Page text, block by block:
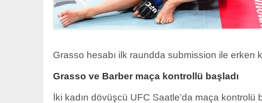
Grasso hesabı ilk raundda submission ile erken
Grasso ve Barber maça kontrollü başladı
İki kadın dövüşcü UFC Saatle’da maça kontrolü